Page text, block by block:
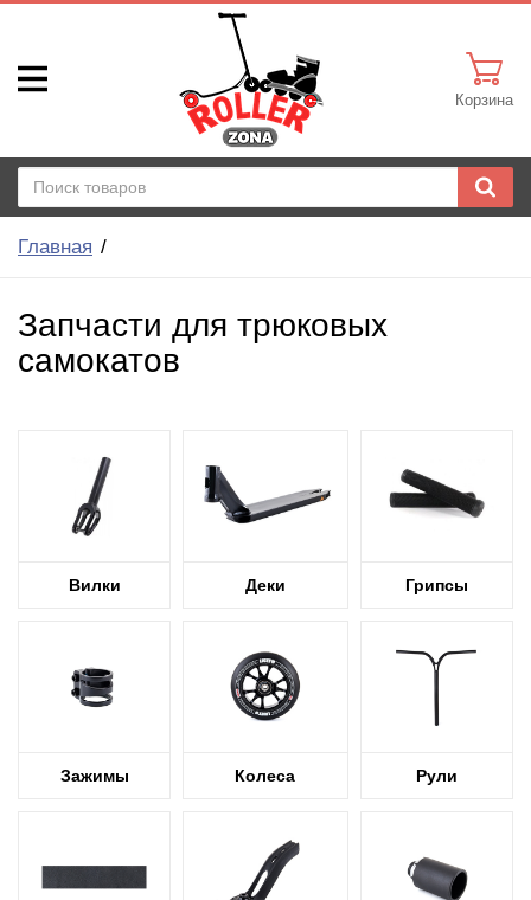
Корзина
Главная
Запчасти для трюковых
самокатов
Вилки Деки Грипсы
Зажимы Колеса Рули